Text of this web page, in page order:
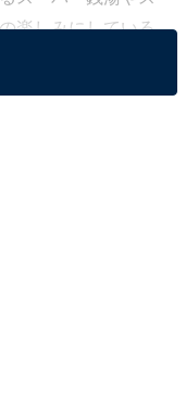
楽しみにしている
すリラックスタイ
ね。しかし、近年